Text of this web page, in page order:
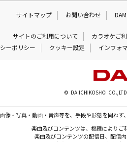
サイトマップ お問い合わせ DAM
サイトのご利用について カラオケご
ーポリシー クッキー設定 インフォ
© DAIICHIKOSHO
像・写真・動画・音声等を、手段や形態を問わ
楽曲及びコンテンツは、機種によりご
楽曲及びコンテンツの配信日、配信